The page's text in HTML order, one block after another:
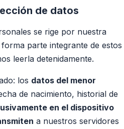
de datos
se rige por nuestra
parte integrante de estos
leerla detenidamente.
los datos del menor
de nacimiento, historial de
en el dispositivo
a nuestros servidores